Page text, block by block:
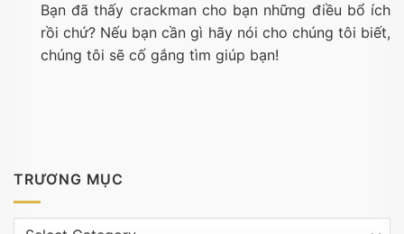
Bạn đã thấy crackman cho bạn những điều bổ ích
rồi chứ? Nếu bạn cần gì hãy nói cho chúng tôi biết,
chúng tôi sẽ cố gắng tìm giúp bạn!
TRƯƠNG MỤC
Trương